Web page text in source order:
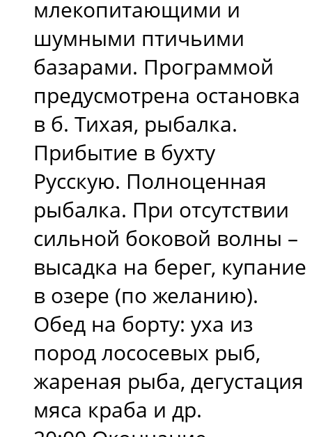
млекопитающими и
шумными птичьими
базарами. Программой
предусмотрена остановка
в б. Тихая, рыбалка.
Прибытие в бухту
Русскую. Полноценная
рыбалка. При отсутствии
сильной боковой волны –
высадка на берег, купание
в озере (по желанию).
Обед на борту: уха из
пород лососевых рыб,
жареная рыба, дегустация
мяса краба и др.